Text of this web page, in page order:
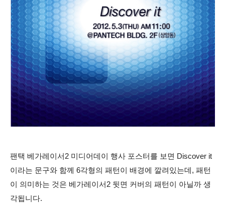
팬택 베가레이서2 미디어데이 행사 포스터를 보면 Discover it
이라는 문구와 함께 6각형의 패턴이 배경에 깔려있는데, 패턴
이 의미하는 것은 베가레이서2 뒷면 커버의 패턴이 아닐까 생
각됩니다.